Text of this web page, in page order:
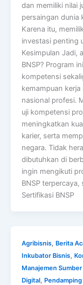
dan memiliki nilai
persaingan dunia
Karena itu,
investasi penting
Kesimpulan Jadi,
BNSP? Program
kompetensi
kemampuan
nasional profesi.
uji kompetensi
meningkatkan
karier, serta
negara. Tidak
dibutuhkan di
ingin mengikuti
BNSP
Sertifikasi BNSP
Agribisnis, Berita
Inkubator Bisnis,
Manajemen
Digital,